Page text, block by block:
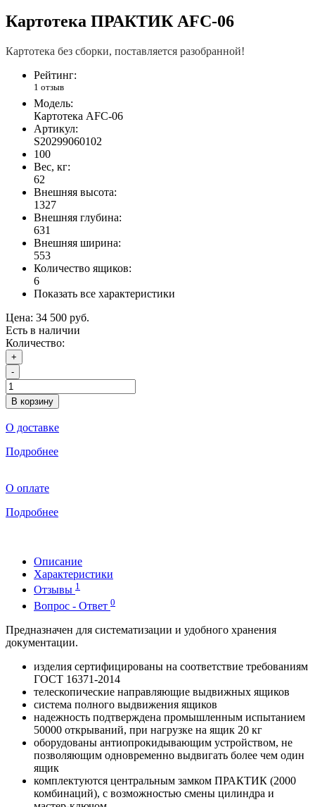
Картотека ПРАКТИК AFC-06
Картотека без сборки, поставляется разобранной!
Рейтинг:
1 отзыв
Модель:
Картотека AFC-06
Артикул:
S20299060102
100
Вес, кг:
62
Внешняя высота:
1327
Внешняя глубина:
631
Внешняя ширина:
553
Количество ящиков:
6
Показать все характеристики
Цена: 34 500 руб.
Есть в наличии
Количество:
+
-
В корзину
О доставке
Подробнее
О оплате
Подробнее
Описание
Характеристики
Отзывы 1
Вопрос - Ответ 0
Предназначен для систематизации и удобного хранения
документации.
изделия сертифицированы на соответствие требованиям
ГОСТ 16371-2014
телескопические направляющие выдвижных ящиков
система полного выдвижения ящиков
надежность подтверждена промышленным испытанием
50000 открываний, при нагрузке на ящик 20 кг
оборудованы антиопрокидывающим устройством, не
позволяющим одновременно выдвигать более чем один
ящик
комплектуются центральным замком ПРАКТИК (2000
комбинаций), с возможностью смены цилиндра и